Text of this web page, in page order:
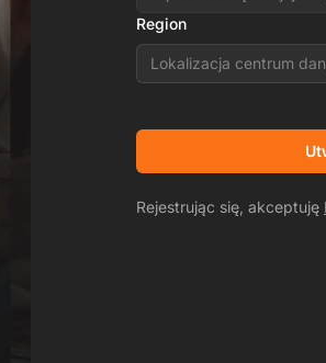
Region
Lokalizacja centrum
Rejestrując się, akceptuję